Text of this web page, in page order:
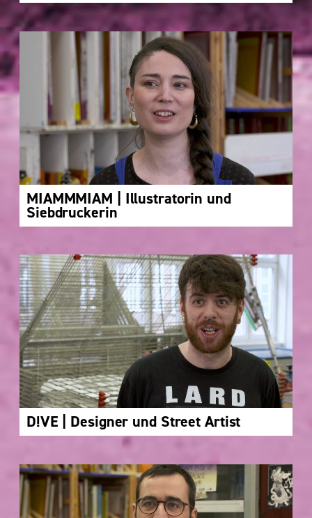
MIAMMMIAM | Illustratorin und
Siebdruckerin
D!VE | Designer und Street Artist